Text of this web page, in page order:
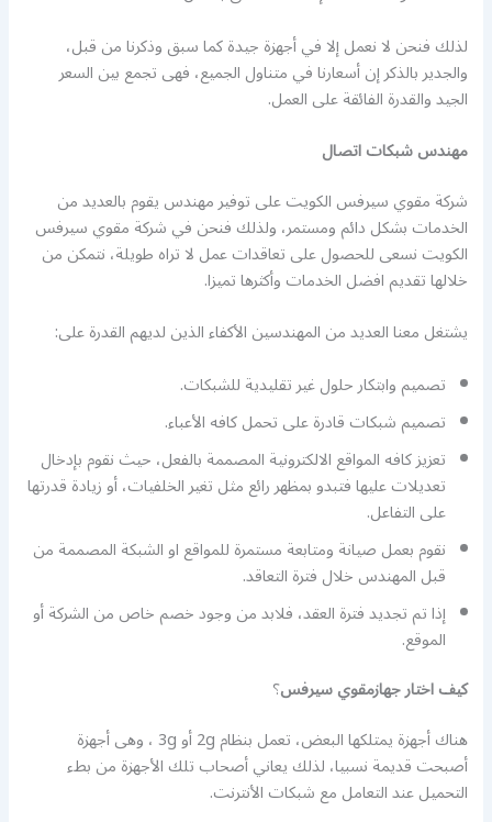
لذلك فنحن لا نعمل إلا في أجهزة جيدة كما سبق وذكرنا من قبل،
والجدير بالذكر إن أسعارنا في متناول الجميع، فهى تجمع بين السعر
الجيد والقدرة الفائقة على العمل.
مهندس شبكات اتصال
شركة مقوي سيرفس الكويت على توفير مهندس يقوم بالعديد من
الخدمات بشكل دائم ومستمر، ولذلك فنحن في شركة مقوي سيرفس
الكويت نسعى للحصول على تعاقدات عمل لا تراه طويلة، نتمكن من
خلالها تقديم افضل الخدمات وأكثرها تميزا.
يشتغل معنا العديد من المهندسين الأكفاء الذين لديهم القدرة على:
تصميم وابتكار حلول غير تقليدية للشبكات.
تصميم شبكات قادرة على تحمل كافه الأعباء.
تعزيز كافه المواقع الالكترونية المصممة بالفعل، حيث نقوم بإدخال
تعديلات عليها فتبدو بمظهر رائع مثل تغير الخلفيات، أو زيادة قدرتها
على التفاعل.
نقوم بعمل صيانة ومتابعة مستمرة للمواقع او الشبكة المصممة من
قبل المهندس خلال فترة التعاقد.
إذا تم تجديد فترة العقد، فلابد من وجود خصم خاص من الشركة أو
الموقع.
كيف اختار جهازمقوي سيرفس؟
هناك أجهزة يمتلكها البعض، تعمل بنظام 2g أو 3g ، وهى أجهزة
أصبحت قديمة نسبيا، لذلك يعاني أصحاب تلك الأجهزة من بطء
التحميل عند التعامل مع شبكات الأنترنت.